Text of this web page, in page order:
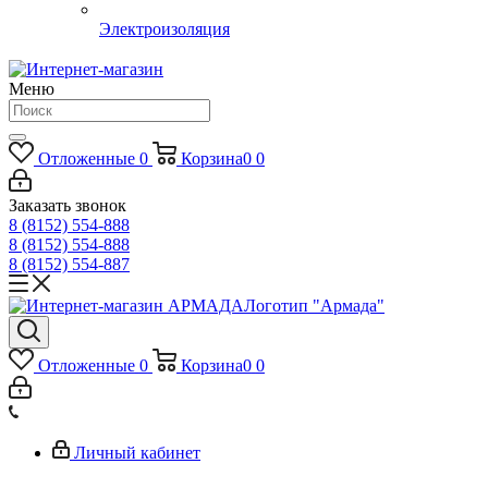
Электроизоляция
Меню
Отложенные 0 Корзина0 0
Заказать звонок
8 (8152) 554-888
8 (8152) 554-888
8 (8152) 554-887
Логотип "Армада"
Отложенные 0 Корзина0 0
Личный кабинет